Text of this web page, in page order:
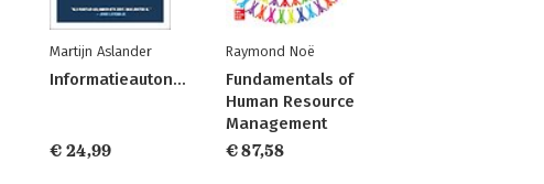
Martijn Aslander
Informatieautonomie
€ 24,99
Raymond Noë
Fundamentals of
Human Resource
Management
€ 87,58